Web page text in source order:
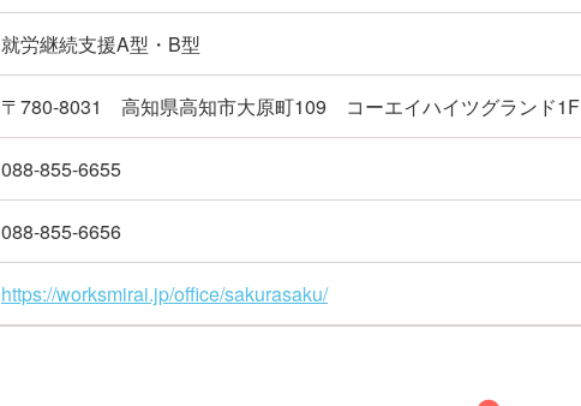
就労継続支援A型・B型
〒780-8031 高知県高知市大原町109 コーエイハイツグランド1F
088-855-6655
088-855-6656
https://worksmirai.jp/office/sakurasaku/